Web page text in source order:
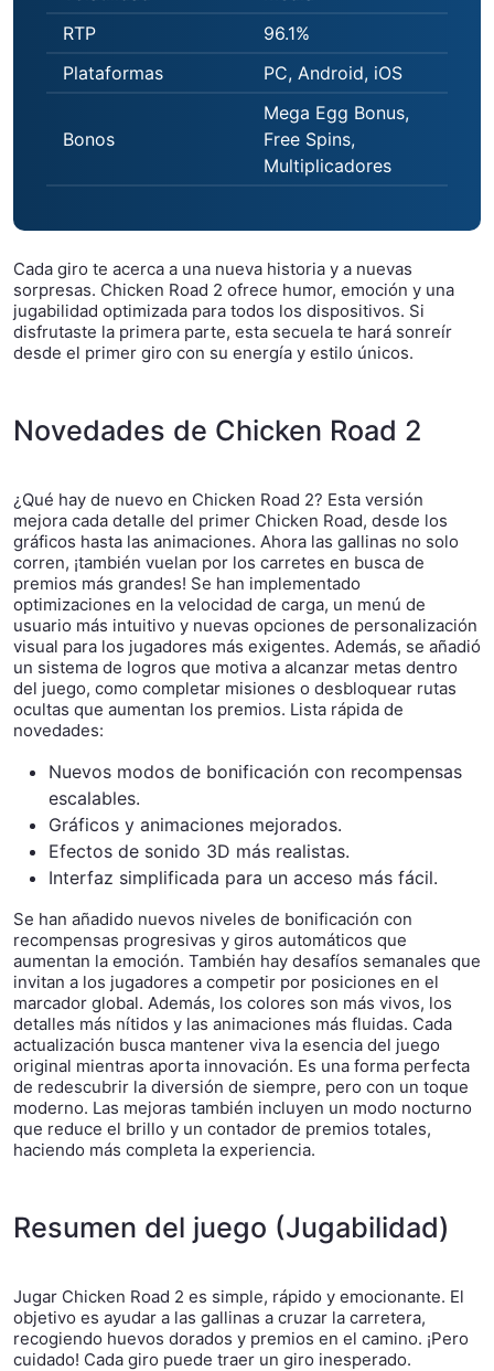
RTP
96.1%
Plataformas
PC, Android, iOS
Bonos
Mega Egg Bonus,
Free Spins,
Multiplicadores
Cada giro te acerca a una nueva historia y a nuevas
sorpresas. Chicken Road 2 ofrece humor, emoción y una
jugabilidad optimizada para todos los dispositivos. Si
disfrutaste la primera parte, esta secuela te hará sonreír
desde el primer giro con su energía y estilo únicos.
Novedades de Chicken Road 2
¿Qué hay de nuevo en Chicken Road 2? Esta versión
mejora cada detalle del primer Chicken Road, desde los
gráficos hasta las animaciones. Ahora las gallinas no solo
corren, ¡también vuelan por los carretes en busca de
premios más grandes! Se han implementado
optimizaciones en la velocidad de carga, un menú de
usuario más intuitivo y nuevas opciones de personalización
visual para los jugadores más exigentes. Además, se añadió
un sistema de logros que motiva a alcanzar metas dentro
del juego, como completar misiones o desbloquear rutas
ocultas que aumentan los premios. Lista rápida de
novedades:
Nuevos modos de bonificación con recompensas
escalables.
Gráficos y animaciones mejorados.
Efectos de sonido 3D más realistas.
Interfaz simplificada para un acceso más fácil.
Se han añadido nuevos niveles de bonificación con
recompensas progresivas y giros automáticos que
aumentan la emoción. También hay desafíos semanales que
invitan a los jugadores a competir por posiciones en el
marcador global. Además, los colores son más vivos, los
detalles más nítidos y las animaciones más fluidas. Cada
actualización busca mantener viva la esencia del juego
original mientras aporta innovación. Es una forma perfecta
de redescubrir la diversión de siempre, pero con un toque
moderno. Las mejoras también incluyen un modo nocturno
que reduce el brillo y un contador de premios totales,
haciendo más completa la experiencia.
Resumen del juego (Jugabilidad)
Jugar Chicken Road 2 es simple, rápido y emocionante. El
objetivo es ayudar a las gallinas a cruzar la carretera,
recogiendo huevos dorados y premios en el camino. ¡Pero
cuidado! Cada giro puede traer un giro inesperado.